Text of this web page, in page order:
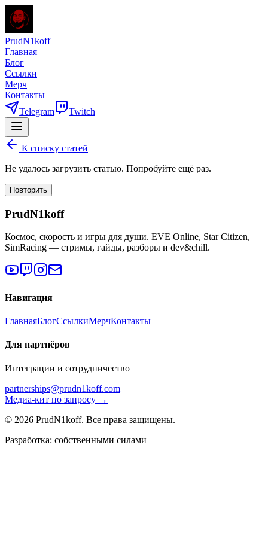
PrudN1koff
Главная
Блог
Ссылки
Мерч
Контакты
Telegram
Twitch
К списку статей
Не удалось загрузить статью. Попробуйте ещё раз.
Повторить
PrudN1koff
Космос, скорость и игры для души. EVE Online, Star Citizen,
SimRacing — стримы, гайды, разборы и dev&chill.
Навигация
ГлавнаяБлогСсылкиМерчКонтакты
Для партнёров
Интеграции и сотрудничество
partnerships@prudn1koff.com
Медиа-кит по запросу →
© 2026 PrudN1koff. Все права защищены.
Разработка: собственными силами